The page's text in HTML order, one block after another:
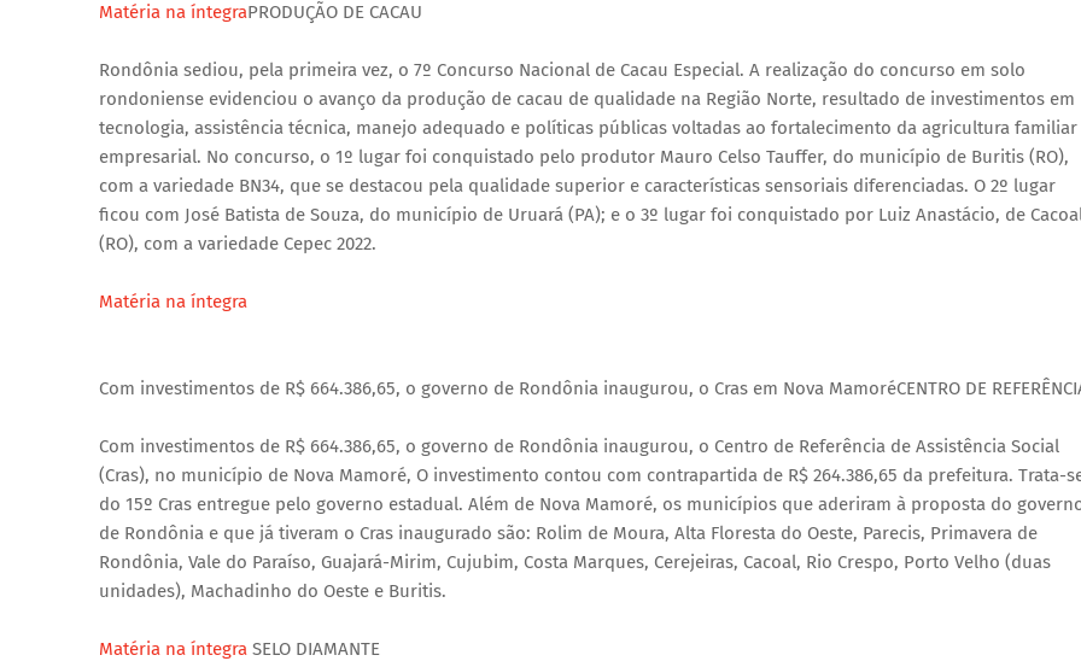
Matéria na íntegraPRODUÇÃO DE CACAU
Rondônia sediou, pela primeira vez, o 7º Concurso Nacional de Cacau Especial. A realização do concurso em solo
rondoniense evidenciou o avanço da produção de cacau de qualidade na Região Norte, resultado de investimentos em
tecnologia, assistência técnica, manejo adequado e políticas públicas voltadas ao fortalecimento da agricultura familiar
empresarial. No concurso, o 1º lugar foi conquistado pelo produtor Mauro Celso Tauffer, do município de Buritis (RO),
com a variedade BN34, que se destacou pela qualidade superior e características sensoriais diferenciadas. O 2º lugar
ficou com José Batista de Souza, do município de Uruará (PA); e o 3º lugar foi conquistado por Luiz Anastácio, de
(RO), com a variedade Cepec 2022.
Matéria na íntegra
Com investimentos de R$ 664.386,65, o governo de Rondônia inaugurou, o Cras em Nova MamoréCENTRO DE
Com investimentos de R$ 664.386,65, o governo de Rondônia inaugurou, o Centro de Referência de Assistência Social
(Cras), no município de Nova Mamoré, O investimento contou com contrapartida de R$ 264.386,65 da prefeitura. Trata-
do 15º Cras entregue pelo governo estadual. Além de Nova Mamoré, os municípios que aderiram à proposta do
de Rondônia e que já tiveram o Cras inaugurado são: Rolim de Moura, Alta Floresta do Oeste, Parecis, Primavera de
Rondônia, Vale do Paraíso, Guajará-Mirim, Cujubim, Costa Marques, Cerejeiras, Cacoal, Rio Crespo, Porto Velho (duas
unidades), Machadinho do Oeste e Buritis.
Matéria na íntegra SELO DIAMANTE